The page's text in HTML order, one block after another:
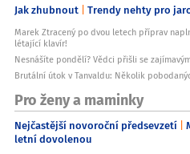
Jak zhubnout Trendy nehty pro
Marek Ztracený po dvou letech příprav
létající klavír!
Nesnášíte pondělí? Vědci přišli se
Brutální útok v Tanvaldu: Několik
Pro ženy a maminky
Nejčastější novoroční předsevzetí
letní dovolenou